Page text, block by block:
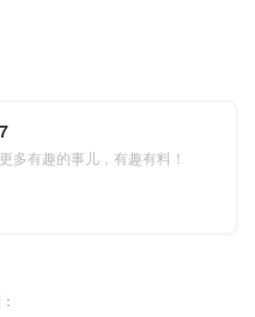
多有趣的事儿，有趣有料！